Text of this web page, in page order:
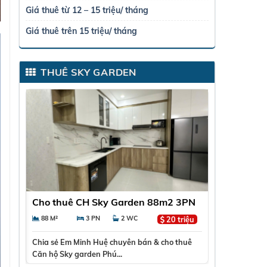
Giá thuê từ 12 – 15 triệu/ tháng
Giá thuê trên 15 triệu/ tháng
THUÊ SKY GARDEN
Thuê Duplex Sky Garden 1 Quận 7 –
Diện tích lớn 130m2, View lầu cao,
130 M² 3 PN 3 WC 30 triệu
Chia sẻ💎 ĐẲNG CẤP DUPLEX SKY GARDEN 1 –
CĂN GÓC THÔNG TẦNG – VIEW...